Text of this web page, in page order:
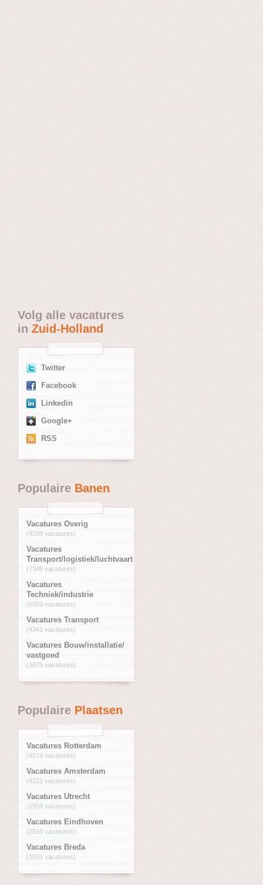
Volg alle vacatures
in Zuid-Holland
Twitter
Facebook
Linkedin
Google+
RSS
PopulaireBanen
Vacatures Overig
(9288 vacatures)
Vacatures
Transport/logistiek/luchtvaart
(7348 vacatures)
Vacatures
Techniek/industrie
(6563 vacatures)
Vacatures Transport
(4341 vacatures)
Vacatures Bouw/installatie/
vastgoed
(3875 vacatures)
Populaire Plaatsen
Vacatures Rotterdam
(4519 vacatures)
Vacatures Amsterdam
(4221 vacatures)
Vacatures Utrecht
(2958 vacatures)
Vacatures Eindhoven
(2518 vacatures)
Vacatures Breda
(1831 vacatures)